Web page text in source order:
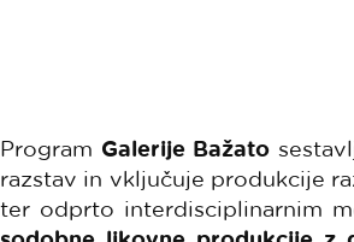
Program Galerije Bažato
razstav in vključuje produkcije
ter odprto interdisciplinarnim